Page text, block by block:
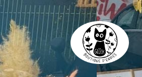
Aller
à
la
navigation
Aller
au
contenu